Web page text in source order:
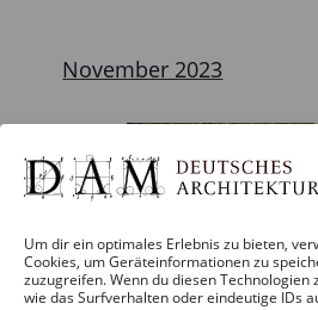
Um dir ein optimales Erlebnis zu bieten,
Cookies, um Geräteinformationen zu
zuzugreifen. Wenn du diesen
wie das Surfverhalten oder eindeutige IDs
November 2023
Wed